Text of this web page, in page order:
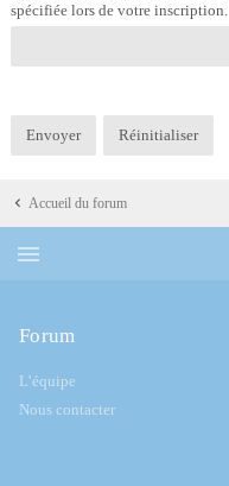
spécifiée lors de votre inscription.
Accueil du forum
Forum
L’équipe
Nous contacter